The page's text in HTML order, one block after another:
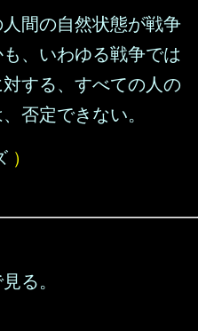
間の自然状態が戦争
、いわゆる戦争では
する、すべての人の
否定できない。
）
る。